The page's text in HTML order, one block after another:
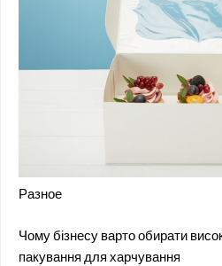
Разное
Чому бізнесу варто обирати
пакування для харчування